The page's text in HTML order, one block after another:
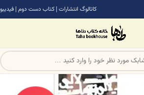
کاتالوگ انتشارات | کتاب دست دوم | فیدیبو